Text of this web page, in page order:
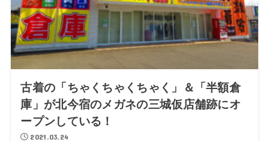
古着の「ちゃくちゃくちゃく」＆「半額倉
庫」が北今宿のメガネの三城仮店舗跡にオ
ープンしている！
2021.03.24